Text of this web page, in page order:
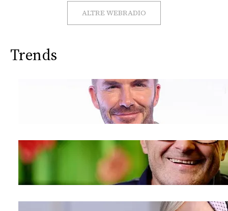
CONSIGLIA
ALTRE WEBRADIO
Trends